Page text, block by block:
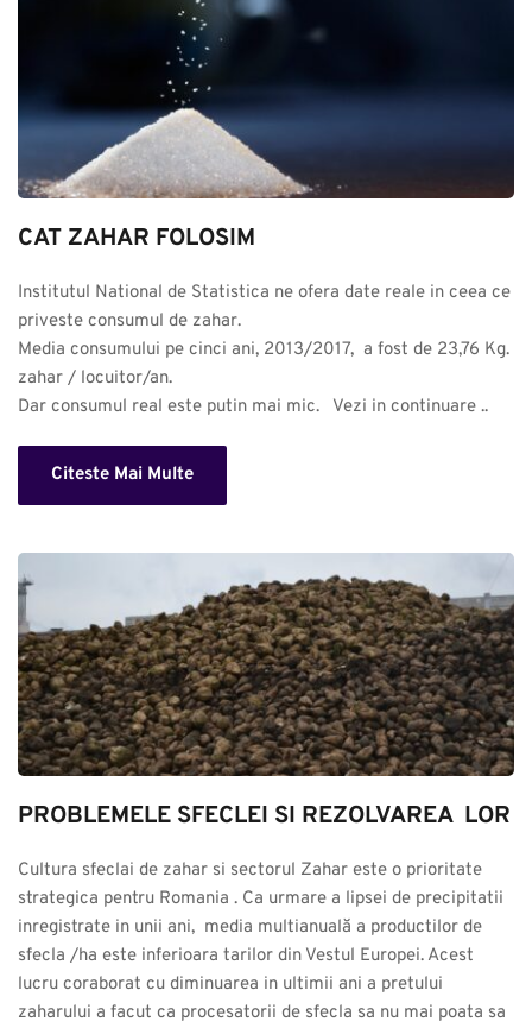
CAT ZAHAR FOLOSIM
Institutul National de Statistica ne ofera date reale in ceea ce
priveste consumul de zahar.
Media consumului pe cinci ani, 2013/2017,  a fost de 23,76 Kg.
zahar / locuitor/an.
Dar consumul real este putin mai mic.   Vezi in continuare ..
Citeste Mai Multe
PROBLEMELE SFECLEI SI REZOLVAREA  LOR
Cultura sfeclai de zahar si sectorul Zahar este o prioritate
strategica pentru Romania . Ca urmare a lipsei de precipitatii
inregistrate in unii ani,  media multianuală a productilor de
sfecla /ha este inferioara tarilor din Vestul Europei. Acest
lucru coraborat cu diminuarea in ultimii ani a pretului
zaharului a facut ca procesatorii de sfecla sa nu mai poata sa